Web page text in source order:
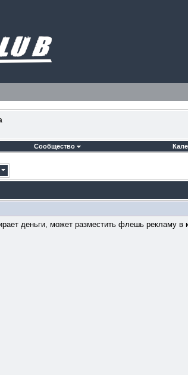
Сообщество
деньги, может разместить флешь рекламу